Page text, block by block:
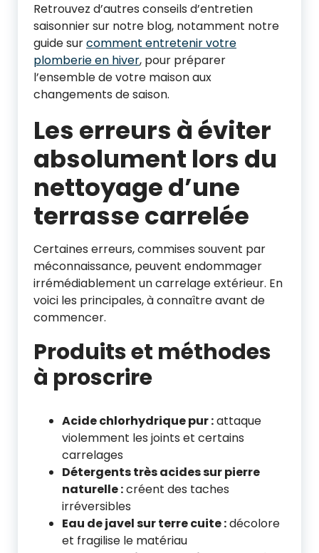
Retrouvez d’autres conseils d’entretien
saisonnier sur notre blog, notamment notre
guide surcomment entretenir votre
plomberie en hiver, pour préparer
l’ensemble de votre maison aux
changements de saison.
Les erreurs à éviter
absolument lors du
nettoyage d’une
terrasse carrelée
Certaines erreurs, commises souvent par
méconnaissance, peuvent endommager
irrémédiablement un carrelage extérieur. En
voici les principales, à connaître avant de
commencer.
Produits et méthodes
à proscrire
Acide chlorhydrique pur :attaque
violemment les joints et certains
carrelages
Détergents très acides sur pierre
naturelle :créent des taches
irréversibles
Eau de javel sur terre cuite :décolore
et fragilise le matériau